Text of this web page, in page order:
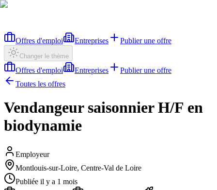
Offres d'emploi Entreprises Publier une offre
Changer le thème
Offres d'emploi Entreprises
Publier une offre
Toutes les offres
Vendangeur saisonnier H/F en
biodynamie
Employeur
Montlouis-sur-Loire, Centre-Val de Loire
Publiée il y a 1 mois